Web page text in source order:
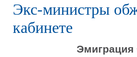
Экс-министры
кабинете